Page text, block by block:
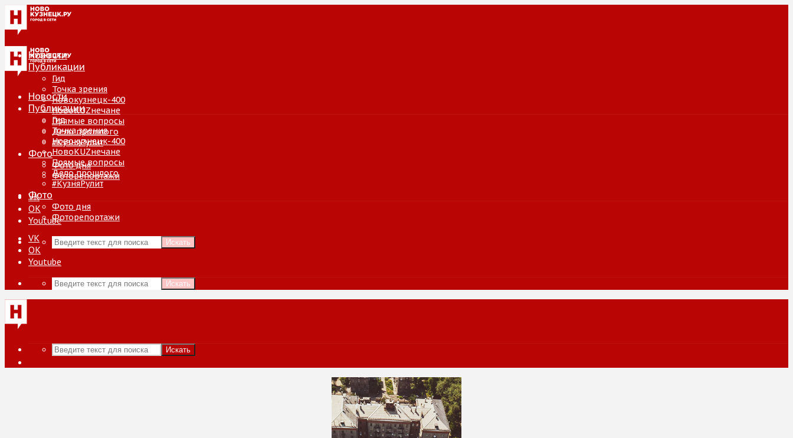
Новости
Публикации
Гид
Точка зрения
Новокузнецк-400
НовоKUZнечане
Прямые вопросы
Дело прошлого
#КузняРулит
Фото
Фото дня
Фоторепортажи
VK
ОК
Youtube
Искать
Новости
Публикации
Гид
Точка зрения
Новокузнецк-400
НовоKUZнечане
Прямые вопросы
Дело прошлого
#КузняРулит
Фото
Фото дня
Фоторепортажи
VK
ОК
Youtube
Искать
Искать